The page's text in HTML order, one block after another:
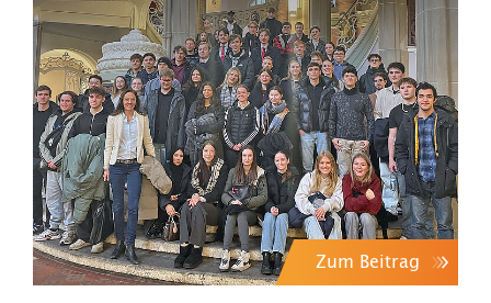
Zum Beitrag